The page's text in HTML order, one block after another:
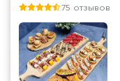
75 отзывов